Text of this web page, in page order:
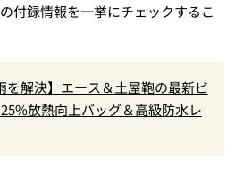
付録情報を一挙にチェックするこ
を解決】エース＆土屋鞄の最新ビ
放熱向上バッグ＆高級防水レ